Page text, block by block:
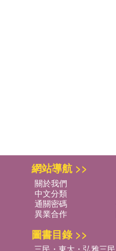
網站導航 >>
關於我們
中文分類
通關密碼
異業合作
圖書目錄 >>
三民・東大・弘雅三民